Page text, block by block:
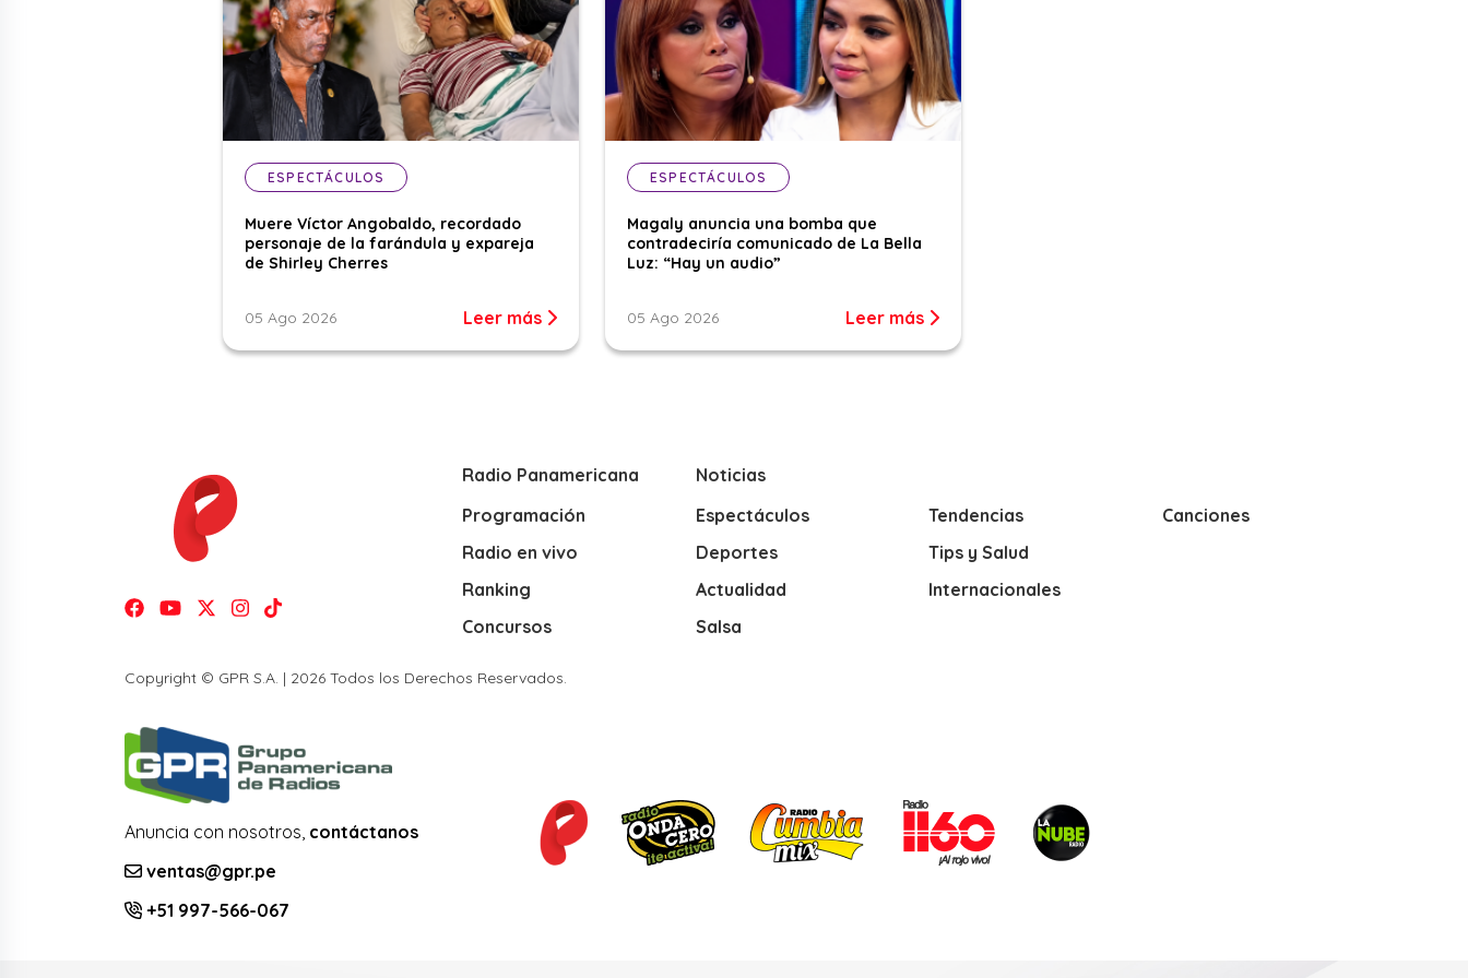
ESPECTÁCULOS
Muere Víctor Angobaldo, recordado
personaje de la farándula y expareja
de Shirley Cherres
05 Ago 2026 Leer más
ESPECTÁCULOS
Magaly anuncia una bomba que
contradeciría comunicado de La Bella
Luz: “Hay un audio”
05 Ago 2026 Leer más
Radio Panamericana
Programación
Radio en vivo
Ranking
Concursos
Noticias
Espectáculos
Deportes
Actualidad
Salsa
Tendencias
Tips y Salud
Internacionales
Canciones
Copyright © GPR S.A. | 2026 Todos los Derechos Reservados.
Anuncia con nosotros, contáctanos
ventas@gpr.pe
+51 997-566-067